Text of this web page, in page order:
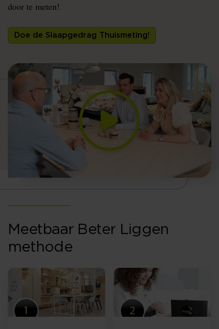
door te meten!
Doe de Slaapgedrag Thuismeting!
Meetbaar Beter Liggen
methode